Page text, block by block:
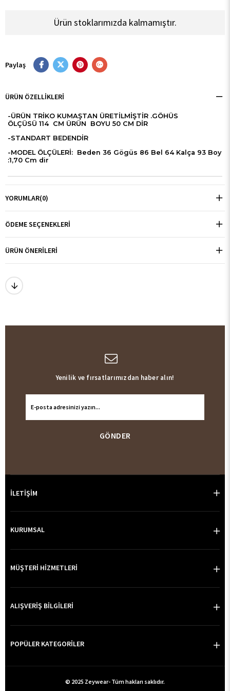
Ürün stoklarımızda kalmamıştır.
Paylaş
ÜRÜN ÖZELLIKLERI
-ÜRÜN TRİKO KUMAŞTAN ÜRETİLMİŞTİR .GÖHÜS
ÖLÇÜSÜ 114 CM ÜRÜN BOYU 50 CM DİR
-STANDART BEDENDİR
-MODEL ÖLÇÜLERİ: Beden 36 Gögüs 86 Bel 64 Kalça 93 Boy
:1,70 Cm dir
YORUMLAR(0)
ÖDEME SEÇENEKLERI
ÜRÜN ÖNERILERI
Yenilik ve fırsatlarımızdan haber alın!
GÖNDER
İLETİŞİM
KURUMSAL
MÜŞTERİ HİZMETLERİ
ALIŞVERİŞ BİLGİLERİ
POPÜLER KATEGORİLER
© 2025 Zeywear- Tüm hakları saklıdır.